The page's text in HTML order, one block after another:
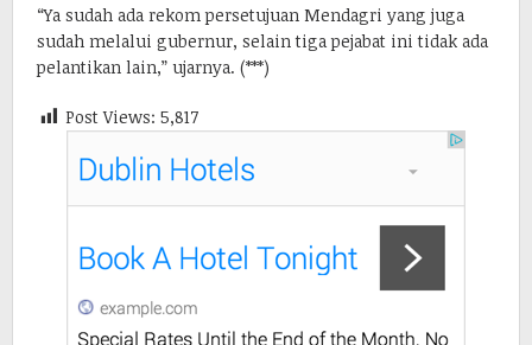
“Ya sudah ada rekom persetujuan Mendagri yang juga
sudah melalui gubernur, selain tiga pejabat ini tidak ada
pelantikan lain,” ujarnya. (***)
Post Views: 5,817